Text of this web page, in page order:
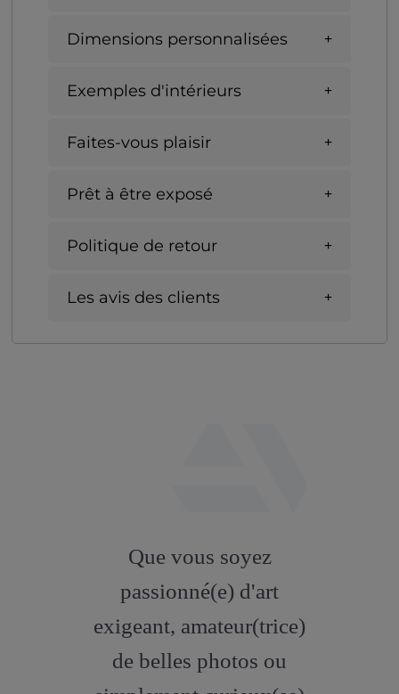
Dimensions personnalisées
Exemples d'intérieurs
Faites-vous plaisir
Prêt à être exposé
Politique de retour
Les avis des clients
artstation
Que vous soyez
passionné(e) d'art
exigeant, amateur(trice)
de belles photos ou